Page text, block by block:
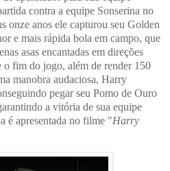
contra a equipe Sonserina no
onze anos ele capturou seu Golden
e mais rápida bola em campo, que
asas encantadas em direções
o fim do jogo, além de render 150
manobra audaciosa, Harry
pegar seu Pomo de Ouro
a vitória de sua equipe
é apresentada no filme "Harry